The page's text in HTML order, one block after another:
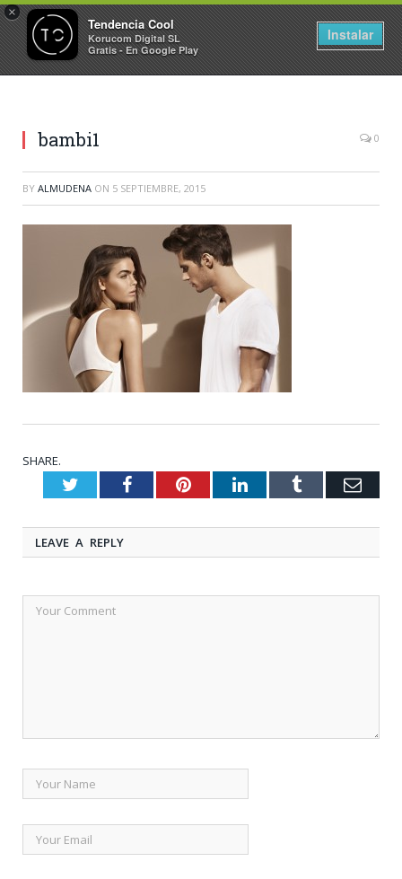
×
Tendencia Cool
Korucom Digital SL
Gratis - En Google Play
Instalar
bambi1 0
BY ALMUDENA ON 5 SEPTIEMBRE, 2015
SHARE.
TwitterFacebookPinterestLinkedInTumblr
LEAVE A REPLY